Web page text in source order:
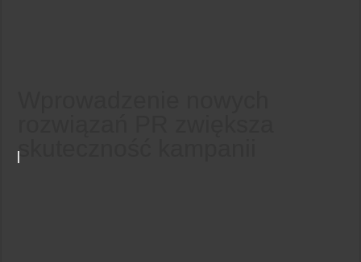
skuteczność kampanii